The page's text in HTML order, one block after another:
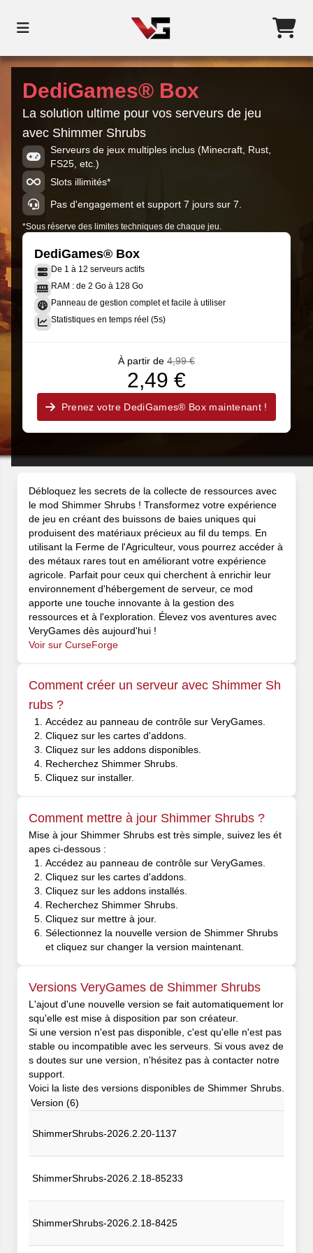
DediGames® Box
La solution ultime pour vos serveurs de jeu
avec Shimmer Shrubs
Serveurs de jeux multiples inclus (Minecraft, Rust,
FS25, etc.)
Slots illimités*
Pas d'engagement et support 7 jours sur 7.
*Sous réserve des limites techniques de chaque jeu.
DediGames® Box
De 1 à 12 serveurs actifs
RAM : de 2 Go à 128 Go
Panneau de gestion complet et facile à utiliser
Statistiques en temps réel (5s)
À partir de 4,99 €
2,49 €
Prenez votre DediGames® Box maintenant !
Débloquez les secrets de la collecte de ressources avec
le mod Shimmer Shrubs ! Transformez votre expérience
de jeu en créant des buissons de baies uniques qui
produisent des matériaux précieux au fil du temps. En
utilisant la Ferme de l'Agriculteur, vous pourrez accéder à
des métaux rares tout en améliorant votre expérience
agricole. Parfait pour ceux qui cherchent à enrichir leur
environnement d'hébergement de serveur, ce mod
apporte une touche innovante à la gestion des
ressources et à l'exploration. Élevez vos aventures avec
VeryGames dès aujourd'hui !
Voir sur CurseForge
Comment créer un serveur avec Shimmer Sh
rubs ?
Accédez au panneau de contrôle sur VeryGames.
Cliquez sur les cartes d'addons.
Cliquez sur les addons disponibles.
Recherchez Shimmer Shrubs.
Cliquez sur installer.
Comment mettre à jour Shimmer Shrubs ?
Mise à jour Shimmer Shrubs est très simple, suivez les ét
apes ci-dessous :
Accédez au panneau de contrôle sur VeryGames.
Cliquez sur les cartes d'addons.
Cliquez sur les addons installés.
Recherchez Shimmer Shrubs.
Cliquez sur mettre à jour.
Sélectionnez la nouvelle version de Shimmer Shrubs
et cliquez sur changer la version maintenant.
Versions VeryGames de Shimmer Shrubs
L'ajout d'une nouvelle version se fait automatiquement lor
squ'elle est mise à disposition par son créateur.
Si une version n'est pas disponible, c'est qu'elle n'est pas
stable ou incompatible avec les serveurs. Si vous avez de
s doutes sur une version, n'hésitez pas à contacter notre
support.
Voici la liste des versions disponibles de Shimmer Shrubs.
Version (6)
ShimmerShrubs-2026.2.20-1137
ShimmerShrubs-2026.2.18-85233
ShimmerShrubs-2026.2.18-8425